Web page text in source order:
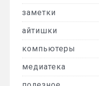
заметки
айтишки
компьютеры
медиатека